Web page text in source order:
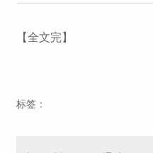
【全文完】
标签：